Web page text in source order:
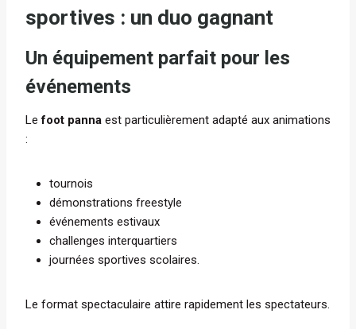
sportives : un duo gagnant
Un équipement parfait pour les
événements
Lefoot panna est particulièrement adapté aux animations
:
tournois
démonstrations freestyle
événements estivaux
challenges interquartiers
journées sportives scolaires.
Le format spectaculaire attire rapidement les spectateurs.